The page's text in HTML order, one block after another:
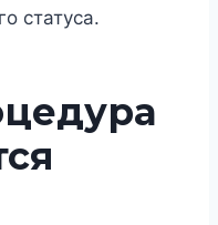
статуса.